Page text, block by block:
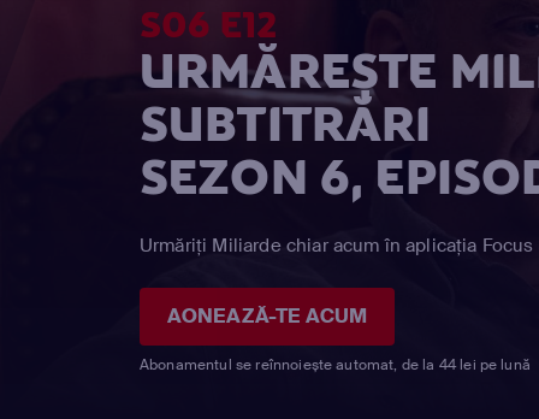
S06 E12
URMĂREȘTE
SUBTITRĂRI
SEZON 6,
Urmăriți Miliarde chiar acum în aplicația Focus
AONEAZĂ-TE ACUM
Abonamentul se reînnoiește automat, de la 44 lei pe lună